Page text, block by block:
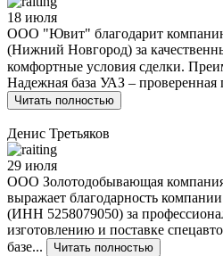
18 июля
ООО "Ювит" благодарит
(Нижний Новгород) за
комфортные условия сделки.
Надежная база УАЗ – проверенная
Читать полностью
Денис Третьяков
29 июля
ООО Золотодобывающая
выражает благодарность
(ИНН 5258079050) за
изготовлению и поставке
базе...
Читать полностью